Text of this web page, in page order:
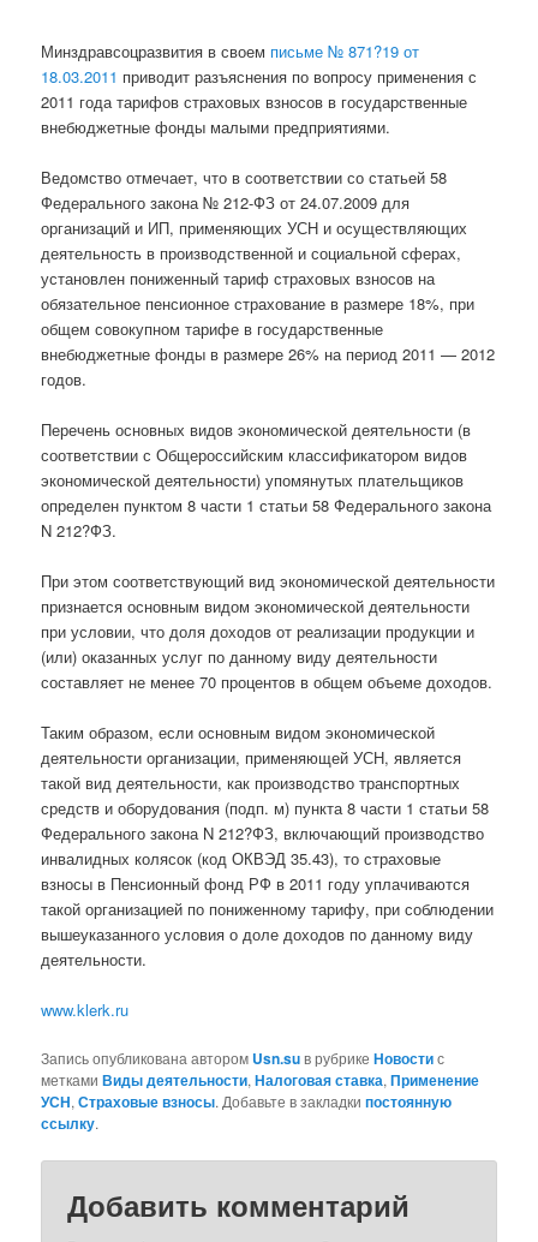
Минздравсоцразвития в своем письме № 871?19 от
18.03.2011 приводит разъяснения по вопросу применения с
2011 года тарифов страховых взносов в государственные
внебюджетные фонды малыми предприятиями.
Ведомство отмечает, что в соответствии со статьей 58
Федерального закона № 212-ФЗ от 24.07.2009 для
организаций и ИП, применяющих УСН и осуществляющих
деятельность в производственной и социальной сферах,
установлен пониженный тариф страховых взносов на
обязательное пенсионное страхование в размере 18%, при
общем совокупном тарифе в государственные
внебюджетные фонды в размере 26% на период 2011 — 2012
годов.
Перечень основных видов экономической деятельности (в
соответствии с Общероссийским классификатором видов
экономической деятельности) упомянутых плательщиков
определен пунктом 8 части 1 статьи 58 Федерального закона
N 212?ФЗ.
При этом соответствующий вид экономической деятельности
признается основным видом экономической деятельности
при условии, что доля доходов от реализации продукции и
(или) оказанных услуг по данному виду деятельности
составляет не менее 70 процентов в общем объеме доходов.
Таким образом, если основным видом экономической
деятельности организации, применяющей УСН, является
такой вид деятельности, как производство транспортных
средств и оборудования (подп. м) пункта 8 части 1 статьи 58
Федерального закона N 212?ФЗ, включающий производство
инвалидных колясок (код ОКВЭД 35.43), то страховые
взносы в Пенсионный фонд РФ в 2011 году уплачиваются
такой организацией по пониженному тарифу, при соблюдении
вышеуказанного условия о доле доходов по данному виду
деятельности.
www.klerk.ru
Запись опубликована автором Usn.suв рубрикеНовостис
меткамиВиды деятельности,Налоговая ставка,Применение
УСН,Страховые взносы. Добавьте в закладкипостоянную
ссылку.
Добавить комментарий